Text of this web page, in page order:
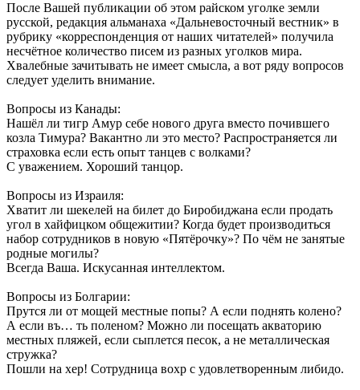
После Вашей публикации об этом райском уголке земли
русской, редакция альманаха «Дальневосточный вестник» в
рубрику «корреспонденция от наших читателей» получила
несчётное количество писем из разных уголков мира.
Хвалебные зачитывать не имеет смысла, а вот ряду вопросов
следует уделить внимание.
Вопросы из Канады:
Нашёл ли тигр Амур себе нового друга вместо почившего
козла Тимура? Вакантно ли это место? Распространяется ли
страховка если есть опыт танцев с волками?
С уважением. Хороший танцор.
Вопросы из Израиля:
Хватит ли шекелей на билет до Биробиджана если продать
угол в хайфицком общежитии? Когда будет производиться
набор сотрудников в новую «Пятёрочку»? По чём не занятые
родные могилы?
Всегда Ваша. Искусанная интеллектом.
Вопросы из Болгарии:
Прутся ли от мощей местные попы? А если поднять колено?
А если въ… ть поленом? Можно ли посещать акваторию
местных пляжей, если сыплется песок, а не металлическая
стружка?
Пошли на хер! Сотрудница вохр с удовлетворенным либидо.